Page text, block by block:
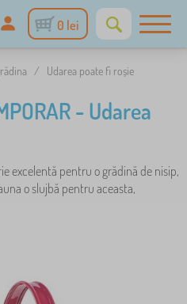
0 lei
/ Udarea poate fi roșie
- Udarea
excelentă pentru o grădină de nisip,
o slujbă pentru aceasta,